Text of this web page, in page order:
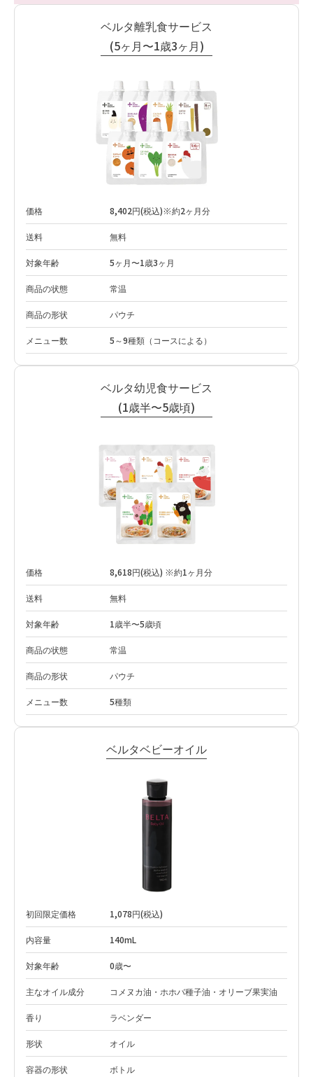
ベルタ離乳食サービス
(5ヶ月〜1歳3ヶ月)
価格 8,402円(税込)※約2ヶ月分
送料 無料
対象年齢 5ヶ月〜1歳3ヶ月
商品の状態 常温
商品の形状 パウチ
メニュー数 5～9種類（コースによる）
ベルタ幼児食サービス
(1歳半〜5歳頃)
価格 8,618円(税込) ※約1ヶ月分
送料 無料
対象年齢 1歳半〜5歳頃
商品の状態 常温
商品の形状 パウチ
メニュー数 5種類
ベルタベビーオイル
初回限定価格 1,078円(税込)
内容量 140mL
対象年齢 0歳〜
主なオイル成分 コメヌカ油・ホホバ種子油・オリーブ果実油
香り ラベンダー
形状 オイル
容器の形状 ボトル